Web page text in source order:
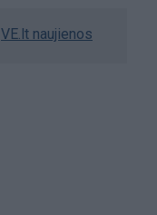
VE.lt naujienos